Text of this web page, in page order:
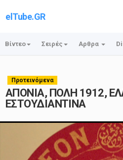
elTube.GR
Βίντεο Σειρές Αρθρα
Προτεινόμενα
ΑΠΟΝΙΑ, ΠΟΛΗ 1912,
ΕΣΤΟΥΔΙΑΝΤΙΝΑ